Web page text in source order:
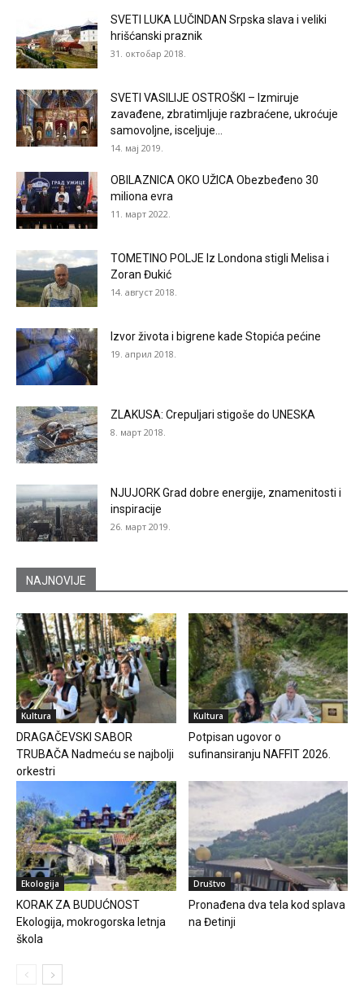
SVETI LUKA LUČINDAN Srpska slava i veliki
hrišćanski praznik
31. октобар 2018.
SVETI VASILIJE OSTROŠKI – Izmiruje
zavađene, zbratimljuje razbraćene, ukroćuje
samovoljne, isceljuje...
14. мај 2019.
OBILAZNICA OKO UŽICA Obezbeđeno 30
miliona evra
11. март 2022.
TOMETINO POLJE Iz Londona stigli Melisa i
Zoran Đukić
14. август 2018.
Izvor života i bigrene kade Stopića pećine
19. април 2018.
ZLAKUSA: Crepuljari stigoše do UNESKA
8. март 2018.
NJUJORK Grad dobre energije, znamenitosti i
inspiracije
26. март 2019.
NAJNOVIJE
Kultura
DRAGAČEVSKI SABOR
TRUBAČA Nadmeću se najbolji
orkestri
Kultura
Potpisan ugovor o
sufinansiranju NAFFIT 2026.
Ekologija
KORAK ZA BUDUĆNOST
Ekologija, mokrogorska letnja
škola
Društvo
Pronađena dva tela kod splava
na Đetinji